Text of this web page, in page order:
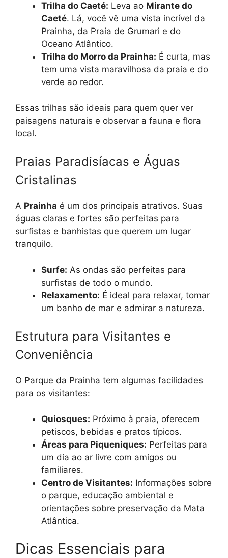
Trilha do Caeté: Leva ao Mirante do
Caeté. Lá, você vê uma vista incrível da
Prainha, da Praia de Grumari e do
Oceano Atlântico.
Trilha do Morro da Prainha: É curta, mas
tem uma vista maravilhosa da praia e do
verde ao redor.
Essas trilhas são ideais para quem quer ver
paisagens naturais e observar a fauna e flora
local.
Praias Paradisíacas e Águas
Cristalinas
A Prainha é um dos principais atrativos. Suas
águas claras e fortes são perfeitas para
surfistas e banhistas que querem um lugar
tranquilo.
Surfe: As ondas são perfeitas para
surfistas de todo o mundo.
Relaxamento: É ideal para relaxar, tomar
um banho de mar e admirar a natureza.
Estrutura para Visitantes e
Conveniência
O Parque da Prainha tem algumas facilidades
para os visitantes:
Quiosques: Próximo à praia, oferecem
petiscos, bebidas e pratos típicos.
Áreas para Piqueniques: Perfeitas para
um dia ao ar livre com amigos ou
familiares.
Centro de Visitantes: Informações sobre
o parque, educação ambiental e
orientações sobre preservação da Mata
Atlântica.
Dicas Essenciais para